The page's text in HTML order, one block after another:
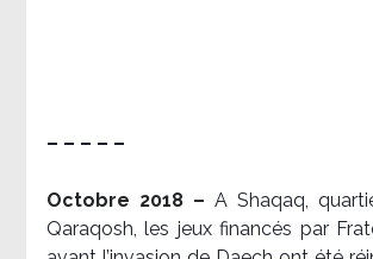
– – – – –
Octobre 2018 – A Shaqaq,
Qaraqosh, les jeux financés par